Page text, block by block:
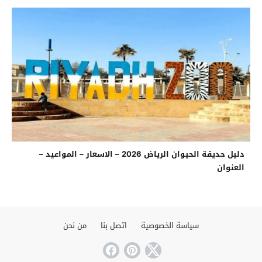
دليل حديقة الحيوان الرياض 2026 – الاسعار – المواعيد –
العنوان
سياسة الخصوصية اتصل بنا من نحن